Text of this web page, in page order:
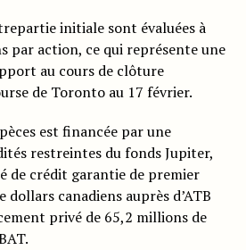
initiale sont évaluées à
par action, ce qui représente une
au cours de clôture
de Toronto au 17 février.
est financée par une
restreintes du fonds Jupiter,
de crédit garantie de premier
canadiens auprès d’ATB
privé de 65,2 millions de